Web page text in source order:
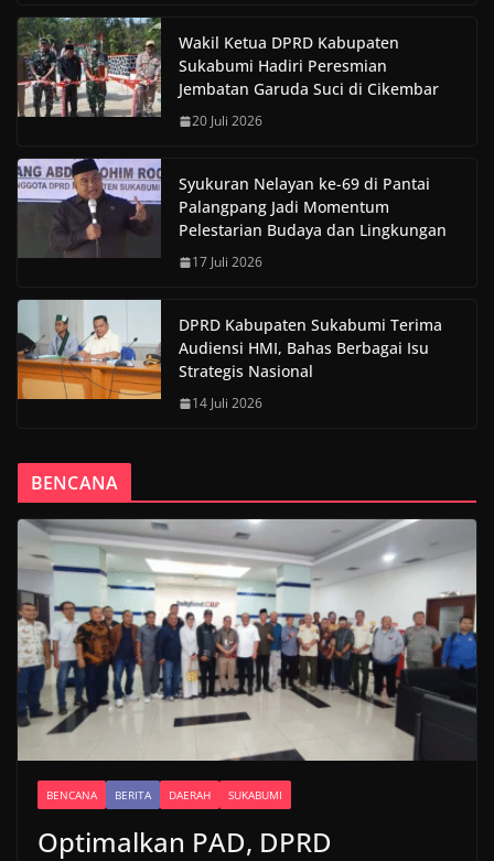
Wakil Ketua DPRD Kabupaten
Sukabumi Hadiri Peresmian
Jembatan Garuda Suci di Cikembar
20 Juli 2026
Syukuran Nelayan ke-69 di Pantai
Palangpang Jadi Momentum
Pelestarian Budaya dan Lingkungan
17 Juli 2026
DPRD Kabupaten Sukabumi Terima
Audiensi HMI, Bahas Berbagai Isu
Strategis Nasional
14 Juli 2026
BENCANA
BENCANA BERITA DAERAH SUKABUMI
Optimalkan PAD, DPRD